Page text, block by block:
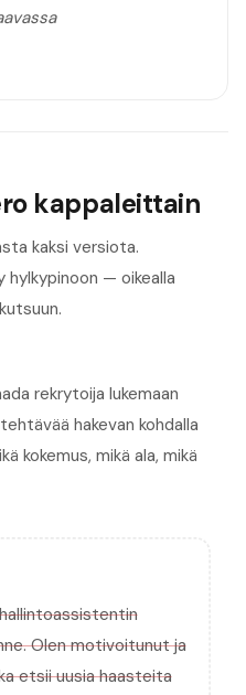
kappaleittain
kaksi versiota.
hylkypinoon — oikealla
rekrytoija lukemaan
hakevan kohdalla
kokemus, mikä ala, mikä
Olen motivoitunut ja
etsii uusia haasteita